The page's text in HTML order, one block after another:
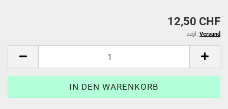
12,50 CHF
zzgl. Versand